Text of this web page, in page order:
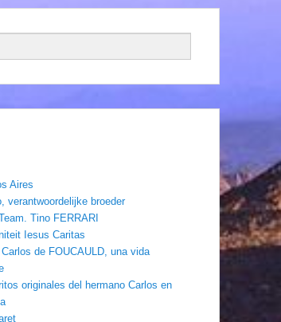
Aires
verantwoordelijke broeder
Tino FERRARI
Iesus Caritas
de FOUCAULD, una vida
originales del hermano Carlos en